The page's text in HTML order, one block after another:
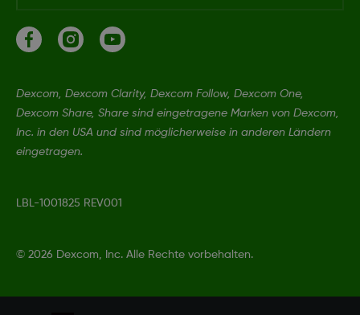
Dexcom, Dexcom Clarity, Dexcom Follow, Dexcom One,
Dexcom Share, Share sind eingetragene Marken von Dexcom,
Inc. in den USA und sind möglicherweise in anderen Ländern
eingetragen.
LBL-1001825 REV001
© 2026 Dexcom, Inc. Alle Rechte vorbehalten.